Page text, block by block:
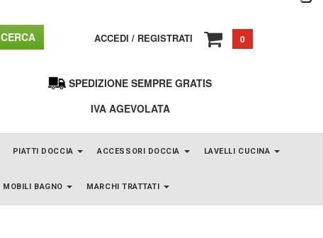
CERCA ACCEDI / REGISTRATI 0
SPEDIZIONE SEMPRE GRATIS
IVA AGEVOLATA
PIATTI DOCCIA ACCESSORI DOCCIA LAVELLI CUCINA
MOBILI BAGNO MARCHI TRATTATI